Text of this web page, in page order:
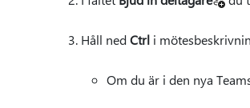
Håll nedCtrl i
Om du är i den nya